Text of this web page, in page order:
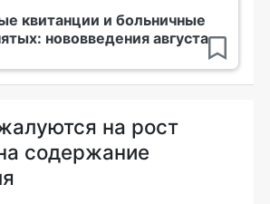
квитанции и больничные
нововведения августа
на рост
содержание